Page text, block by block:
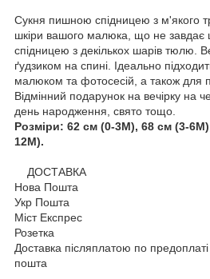
Сукня пишною спідницею з м'якого
шкіри вашого малюка, що не завдає
спідницею з декількох шарів тюлю.
ґудзиком на спині. Ідеально
малюком та фотосесій, а також для
Відмінний подарунок на вечірку на
день народження, свято тощо.
Розміри: 62 см (0-3М), 68 см (3-
12М).
ДОСТАВКА
Нова Пошта
Укр Пошта
Міст Експрес
Розетка
Доставка післяплатою по
пошта